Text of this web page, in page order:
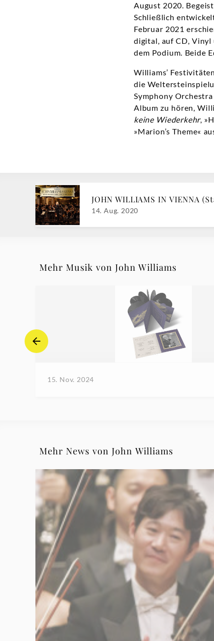
August 2020.
Schließlich
Februar 2021
digital, auf CD, Vinyl
dem Podium. Beide
Williams’
die
Symphony
Album zu hören,
keine Wiederkehr,
»Marion’s Theme«
JOHN WILLIAMS IN VIENNA
14. Aug. 2020
Mehr Musik von John Williams
15. Nov. 2024
Mehr News von John Williams